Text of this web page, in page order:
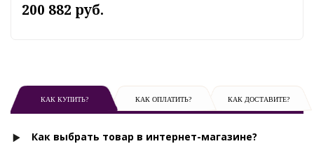
200 882 руб.
КАК КУПИТЬ? КАК ОПЛАТИТЬ? КАК ДОСТАВИТЕ?
Как выбрать товар в интернет-магазине?